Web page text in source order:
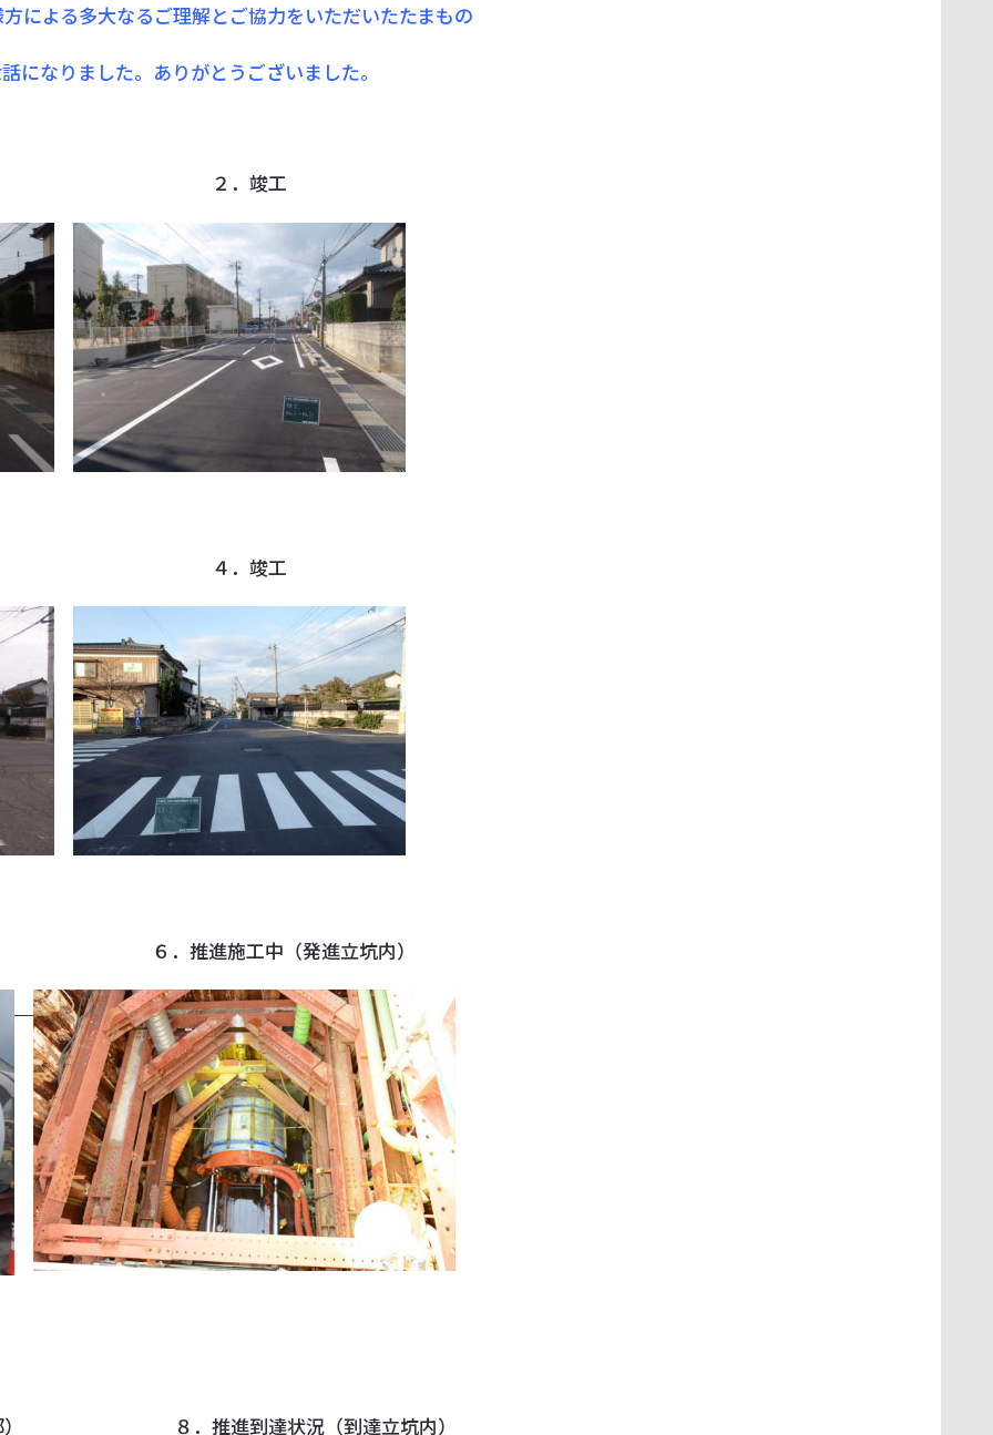
による多大なるご理解とご協力をいただいたたまもの
になりました。ありがとうございました。
２．竣工
４．竣工
機 ６．推進施工中（発進立坑内）
上部） ８．推進到達状況（到達立坑内）